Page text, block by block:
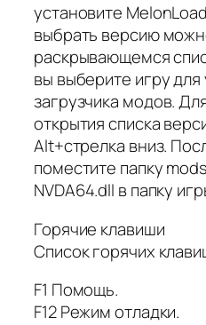
установите
выбрать версию
раскрывающемся
вы выберите игру для
загрузчика модов.
открытия списка
Alt+стрелка вниз.
поместите папку
NVDA64.dll в папку
Горячие клавиши
Список горячих
F1 Помощь.
F12 Режим отладки.